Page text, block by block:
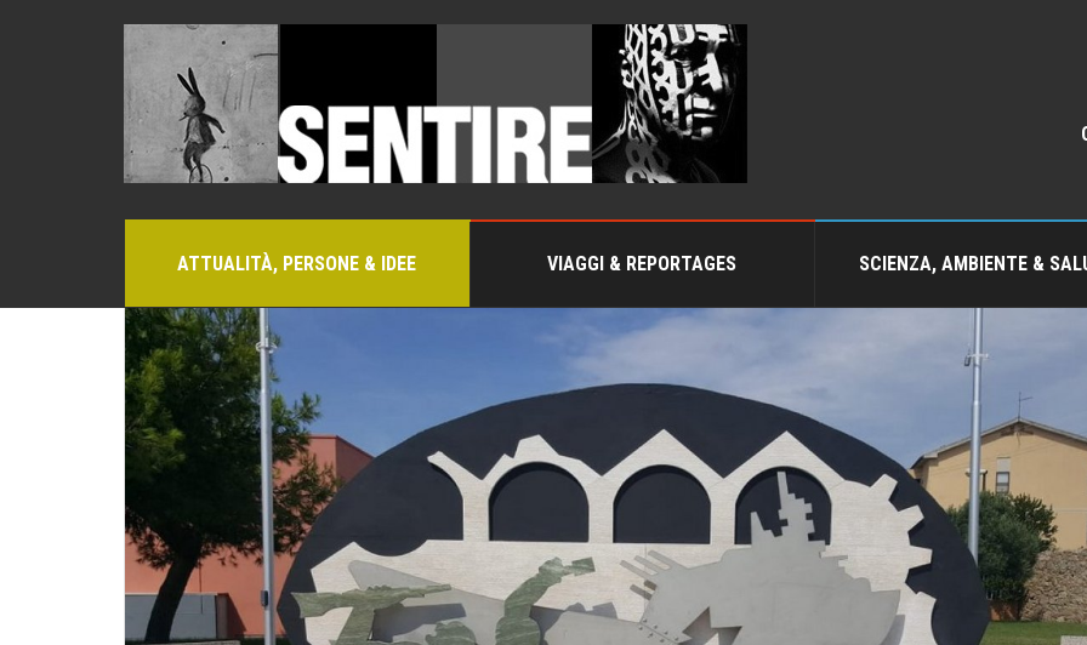
ATTUALITÀ, PERSONE & IDEE VIAGGI & REPORTAGES SCIENZA, AMBIENTE &